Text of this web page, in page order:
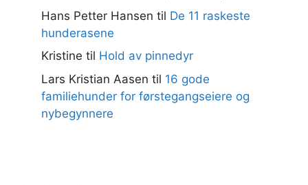
Hans Petter Hansen til De 11 raskeste
hunderasene
Kristine til Hold av pinnedyr
Lars Kristian Aasen til 16 gode
familiehunder for førstegangseiere og
nybegynnere